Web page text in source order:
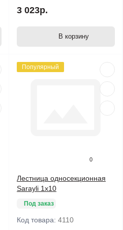
3 023р.
В корзину
Популярный
0
Лестница односекционная
Sarayli 1х10
Под заказ
Код товара: 4110